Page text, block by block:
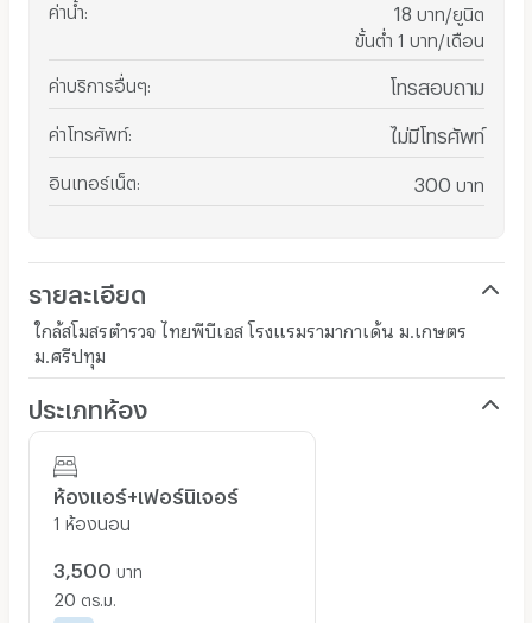
ค่าน้ำ 18 บาท/ยูนิต
ขั้นต่ำ 1 บาท/เดือน
ค่าบริการอื่นๆ โทรสอบถาม
ค่าโทรศัพท์: ไม่มีโทรศัพท์
อินเทอร์เน็ต 300 บาท
รายละเอียด
ใกล้สโมสรตำรวจ ไทยพีบีเอส โรงแรมรามากาเด้น ม.เกษตร
ม.ศรีปทุม
ประเภทห้อง
ห้องแอร์+เฟอร์นิเจอร์
1 ห้องนอน
3,500 บาท
20 ตร.ม.